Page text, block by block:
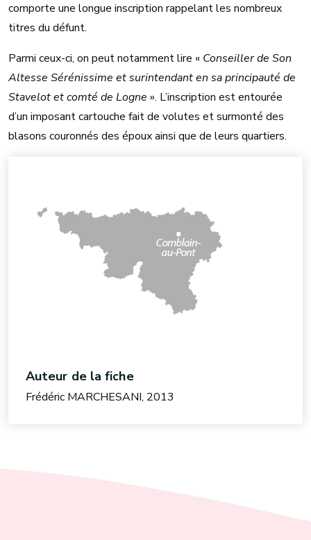
comporte une longue inscription rappelant les nombreux
titres du défunt.
Parmi ceux-ci, on peut notamment lire « Conseiller de Son
Altesse Sérénissime et surintendant en sa principauté de
Stavelot et comté de Logne ». L’inscription est entourée
d’un imposant cartouche fait de volutes et surmonté des
blasons couronnés des époux ainsi que de leurs quartiers.
Auteur de la fiche
Frédéric MARCHESANI, 2013